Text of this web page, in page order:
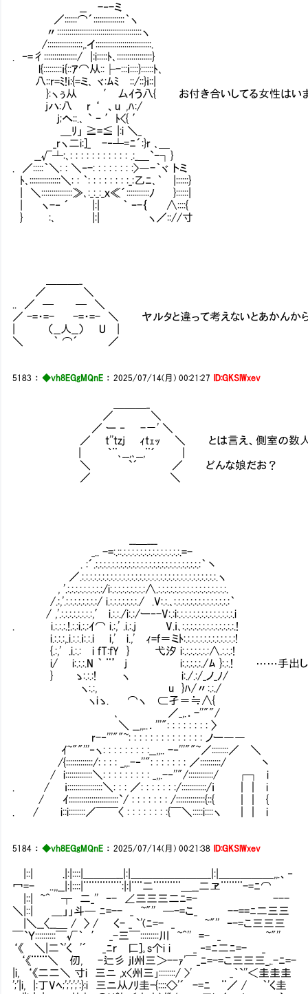
__ -‐-ミ
／::::::⌒´:::::::::::::::｀ヽ
〃:::::::::::::::::::::::::::::::::::::::::ヽ
/:::::::::::::::::,.イ:::::::::::::::::::::::::::.
. ｰ=彳::::::::::::::::/ |:i:::::ﾄ､:::::::::::::::::}
l{:::::::::ｉ{::ｱ⌒从::├-:::ｉ::::}::::::ﾄ､
八::r=ﾐ!ｉ:{=ミ､ ヾ:ﾑﾐⅥ::/::}ｉ::|
}:ヽぅ从 ′ 厶ｲう八{ お付き合いしてる女性はいます
jハ:八 r ‘ 、u ,ﾊ:/
j;へ::.､ ` ｰ ′ﾄ<{ ′
＿ﾘ」 ≧=≦ |:i ＼_
_rヽ二i:]_ -‐┴=ﾆ´:}r ､＿
__√┴:､: : : : : : : : : : : .:_＿`ｰ┐}
. ／:::::｀＼: : ＼‐-: : : : : : : :>―-｀ヾ トミ
ﾄ､:::::::::::::::＼: : ｀: : : : : : : :_:乙ﾆ､｀ |::::::}
| ＼:::::::::::::::≫､:_:_:_ｘ≪´:::::::::::ﾉ }::::::|
| ヽ-‐ ´ |:| ｀ ｰ-｛ ∧::::{
} :､ |:| ヽ／:://寸
／ ＼
.. ／ ─ ─ ＼
／ -=・=- -=・=- ＼ ヤルタと違って考えないとあかんから
| （__人__） U |
＼ ｀ ⌒´ ／
5183 ：◆vh8EGgMQnE ：2025/07/14(月) 00:21:27 ID:GKSlWxev
／ ＼
／ ー ‐ -－' ＼
／ t''tzj ｨtｪｯ ＼ とは言え、側室の数人くらい
| ｀¨､__,､__,¨´ |
＼ `´ ／ どんな娘だお？
／ ＼
_.. -=:.::.:.:.:.:.:.:.:.:.:.:.:.:.:.:.=-
. :´.:.:.:.:.:.:.:.:.:.:.:.:.:.:.:.:.:.:.:.:.:.:.:.:.:.:｀丶
／.:.:.:.:.:.:.:.:.:.:.:.:.:.:.:.:.:.:.:.:.:.:.:.:.:.:.:.:.:.:.:.:.:.ヽ
, '.:.:.:.:.:.:.:.:.:/i:.:.:.:.:.:.:.:.:∧.:.:.:.:.:.:.:.:.:.:.:.:.:.:.:.:.:.
/.:,'.:.:.:.:.:.:.:.:/ i.:.:.:.:.:.:.:./ .V:.:.､:.:.:.:.:.:.:.:.:.:.:.:.:.:｀
/ ,'.:.:.:.:.:.:.:.:,′ i.:.:./i:.:/ー‐-V:.:i:.:.:.:.:.:.:.:.:.:.:.:.:.:.i
. i.:.:.:.!.:.:i.:.:ｲ⌒ i.:,' .i.:.j V.ｉ､:.:.:.:.:.:.:.:.:.:.:.:.:.!
i.:.:.:,.i.:.:.ｉ:.:.i i,' i.,' ｨ=f＝ミﾄ:.:.:.:.:.:.:.:.:.:.:.:.:!
{.:,' .i.:.:Ⅳi fT:fY } 弋汐 i:.:.:.:.:.:.:∧.:.:.:!
i/ i:.:.:.N ｀ ¨’ j i:.:.:.:.:./ﾑ }:.:.! ……手出ししない
} ゝ:.:.:! ヽ i:./.:/_ノ_ﾉ/
ヽ:.:, u }ﾊ/〃:.:./
ヽiゝ. ⌒ヽ ⊂孑＝≒∧{
､ ／_,.．-''""/
＼ __,,..．'''": : : : : : : : 〉
r-‐'''""~: : : : : : : : : : : : : : ノー――
ｲ~""'''‐ヽ: : : : : : : : :__,,.. -‐'''""~／::::::::／ ＼
/{:::::::::::::/: : : : _,,.-‐''": : : : : : : ／::::::::::/ 丶
/ i:::::::::::::＼: : : : : : : : : _,,.-‐''"/::::::::::::/ ┌┐ i
. / ｉ:::::::::::::::::＼: : : ／: : : : : : :/::::::::::::/ｉ ｜｜ i
/ ｲ::::::::::::::::::::::::`/ : : : : : : : /::::::::::::::{::{ ｜｜ {
. / i::i::::::::／￣￣〈 : : : : : : : :{￣＼:::::i::::ヽ ｜｜ i
5184 ：◆vh8EGgMQnE ：2025/07/14(月) 00:21:38 ID:GKSlWxev
|::| .|:|::::|＿＿＿__|:|＿＿＿＿＿＿＿_|:|＿＿＿＿＿,,.、‐
冖=- ..,,__|:|::::|¨¨¨¨¨¨¨:|:|¨¨二¨¨¨¨¨＿__二ヱ¨¨¨¨-=ﾆ⌒
|::| ~^ ┬ 二_'' ｰ- ∠三三三二ﾆ=- ---
＼|::| ＿」」斗─ ﾆ=-- _ ~"'' ─-=こ_ --==ﾆ二三三
|＼__〈__＿ / 〉 / く- _ `'(ﾆ=- _ ~"'' ｰ-=こ三三三
￣`Ｙ::::::::::￣√｀ ′ _-三￣:::::::::川 ~^'' =- _ ~"''
‘《 ＼|二`'く '´ _ﾆｒ㍉匚]｡s个i i _ ‐=ﾆ二ﾆ=- _
‘《¨¨¨＼ 仞, -辷彡 jＩ州三＞--ｧ'￣_ﾆ=-=こ三三三_,.-ﾆ=-
|i, ‘《二二＼ 寸i 三ニ ,x<州三｣::::::::/ >' _｀`''＜圭圭圭
';'|i, |:丁Vﾍ;';';';':}:i 三ニ从ﾉﾘ圭-{::::<>'´ -=ﾆ㌻¨／ / ｀'く圭